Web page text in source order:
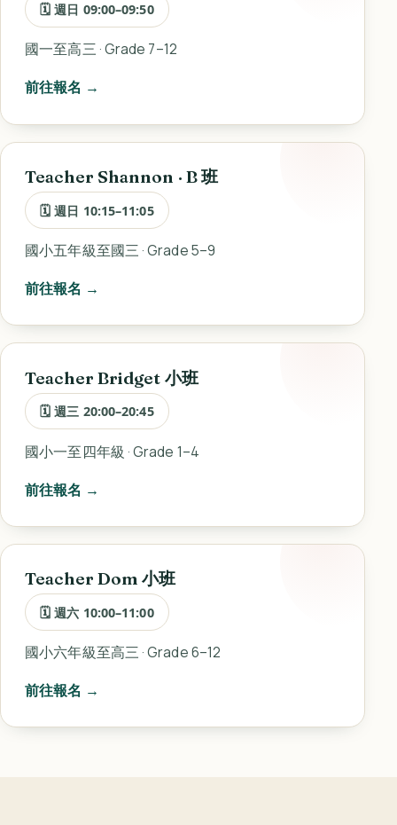
🗓 週日 09:00–09:50
國一至高三 · Grade 7–12
前往報名 →
Teacher Shannon · B 班
🗓 週日 10:15–11:05
國小五年級至國三 · Grade 5–9
前往報名 →
Teacher Bridget 小班
🗓 週三 20:00–20:45
國小一至四年級 · Grade 1–4
前往報名 →
Teacher Dom 小班
🗓 週六 10:00–11:00
國小六年級至高三 · Grade 6–12
前往報名 →